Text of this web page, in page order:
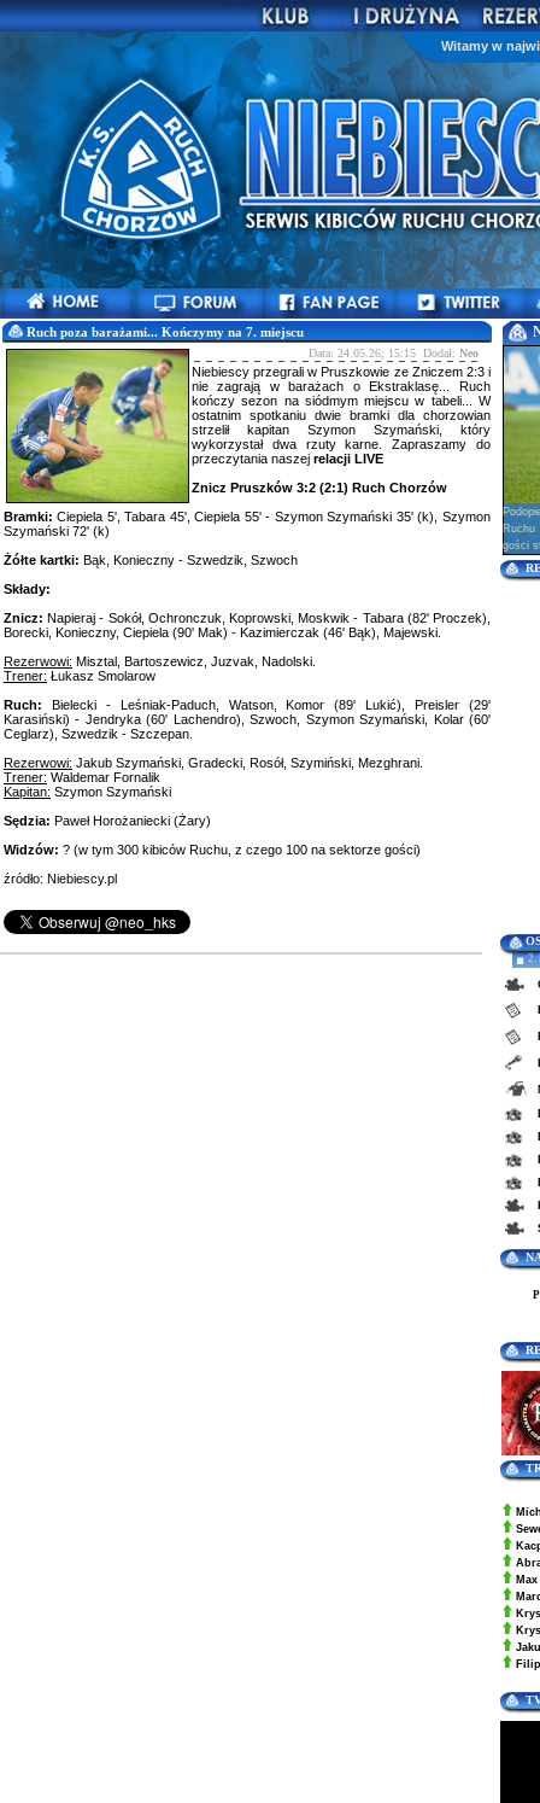
Witamy w
Ruch poza barażami... Kończymy na 7. miejscu
Data: 24.05.26; 15:15 Dodał: Neo
Niebiescy przegrali w Pruszkowie ze Zniczem 2:3 i
nie zagrają w barażach o Ekstraklasę... Ruch
kończy sezon na siódmym miejscu w tabeli... W
ostatnim spotkaniu dwie bramki dla chorzowian
strzelił kapitan Szymon Szymański, który
wykorzystał dwa rzuty karne. Zapraszamy do
przeczytania naszej relacji LIVE
Znicz Pruszków 3:2 (2:1) Ruch Chorzów
Bramki: Ciepiela 5', Tabara 45', Ciepiela 55' - Szymon Szymański 35' (k), Szymon
Szymański 72' (k)
Żółte kartki: Bąk, Konieczny - Szwedzik, Szwoch
Składy:
Znicz: Napieraj - Sokół, Ochronczuk, Koprowski, Moskwik - Tabara (82' Proczek),
Borecki, Konieczny, Ciepiela (90' Mak) - Kazimierczak (46' Bąk), Majewski.
Rezerwowi: Misztal, Bartoszewicz, Juzvak, Nadolski.
Trener: Łukasz Smolarow
Ruch: Bielecki - Leśniak-Paduch, Watson, Komor (89' Lukić), Preisler (29'
Karasiński) - Jendryka (60' Lachendro), Szwoch, Szymon Szymański, Kolar (60'
Ceglarz), Szwedzik - Szczepan.
Rezerwowi: Jakub Szymański, Gradecki, Rosół, Szymiński, Mezghrani.
Trener: Waldemar Fornalik
Kapitan: Szymon Szymański
Sędzia: Paweł Horożaniecki (Żary)
Widzów: ? (w tym 300 kibiców Ruchu, z czego 100 na sektorze gości)
źródło: Niebiescy.pl
Ruchu
gości
2.